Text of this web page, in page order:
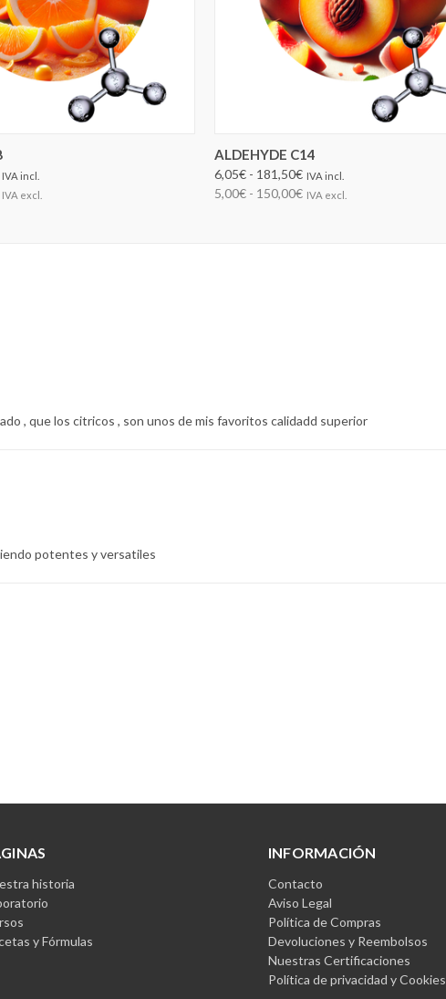
IVA incl.
IVA excl.
ELEGIR OPCIONES
ALDEHYDE C14
6,05€ - 181,50€ IVA incl.
5,00€ - 150,00€ IVA excl.
, que los citricos , son unos de mis favoritos calidadd superior
potentes y versatiles
historia
y Fórmulas
INFORMACIÓN
Contacto
Aviso Legal
Política de Compras
Devoluciones y Reembolsos
Nuestras Certificaciones
Política de privacidad y Cookies